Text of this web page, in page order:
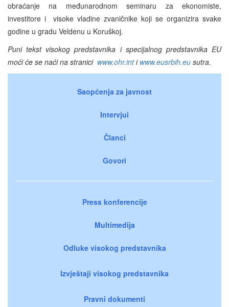
obraćanje na međunarodnom seminaru za ekonomiste,
investitore i visoke vladine zvaničnike koji se organizira svake
godine u gradu Veldenu u Koruškoj.
Puni tekst visokog predstavnika i specijalnog predstavnika EU
moći će se naći na stranici www.ohr.inti www.eusrbih.eu sutra.
Saopćenja za javnost
Intervjui
Članci
Govori
Press konferencije
Multimedija
Odluke visokog predstavnika
Izvještaji visokog predstavnika
Pravni dokumenti